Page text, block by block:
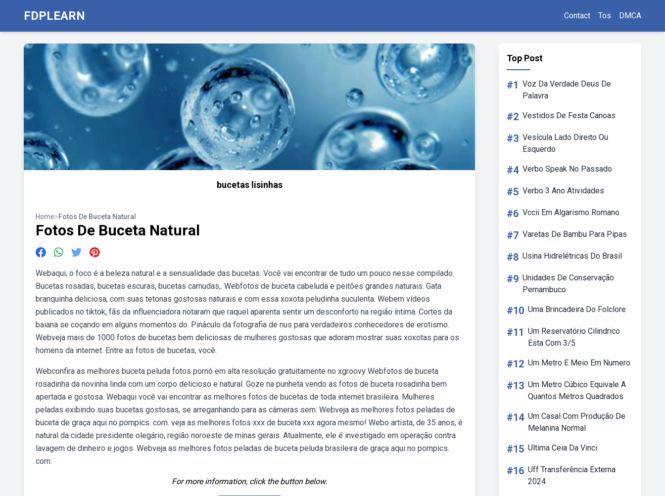
FDPLEARN Contact Tos DMCA
bucetas lisinhas
Home>Fotos De Buceta Natural
Fotos De Buceta Natural
Webaqui, o foco é a beleza natural e a sensualidade das bucetas. Você vai encontrar de tudo um pouco nesse compilado:
Bucetas rosadas, bucetas escuras, bucetas carnudas,. Webfotos de buceta cabeluda e peitões grandes naturais. Gata
branquinha deliciosa, com suas tetonas gostosas naturais e com essa xoxota peludinha suculenta. Webem vídeos
publicados no tiktok, fãs da influenciadora notaram que raquel aparenta sentir um desconforto na região íntima. Cortes da
baiana se coçando em alguns momentos do. Pináculo da fotografia de nus para verdadeiros conhecedores de erotismo.
Webveja mais de 1000 fotos de bucetas bem deliciosas de mulheres gostosas que adoram mostrar suas xoxotas para os
homens da internet. Entre as fotos de bucetas, você.
Webconfira as melhores buceta peluda fotos pornô em alta resolução gratuitamente no xgroovy Webfotos de buceta
rosadinha da novinha linda com um corpo delicioso e natural. Goze na punheta vendo as fotos de buceta rosadinha bem
apertada e gostosa. Webaqui você vai encontrar as melhores fotos de bucetas de toda internet brasileira. Mulheres
peladas exibindo suas bucetas gostosas, se arreganhando para as câmeras sem. Webveja as melhores fotos peladas de
buceta de graça aqui no pornpics. com. ️veja as melhores fotos xxx de buceta xxx agora mesmo! Webo artista, de 35 anos, é
natural da cidade presidente olegário, região noroeste de minas gerais. Atualmente, ele é investigado em operação contra
lavagem de dinheiro e jogos. Webveja as melhores fotos peladas de buceta peluda brasileira de graça aqui no pornpics.
com.
For more information, click the button below.
Top Post
#1 Voz Da Verdade Deus De
Palavra
#2 Vestidos De Festa Canoas
#3 Vesícula Lado Direito Ou
Esquerdo
#4 Verbo Speak No Passado
#5 Verbo 3 Ano Atividades
#6 Vccii Em Algarismo Romano
#7 Varetas De Bambu Para Pipas
#8 Usina Hidrelétricas Do Brasil
#9 Unidades De Conservação
Pernambuco
#10 Uma Brincadeira Do Folclore
#11 Um Reservatório Cilindrico
Esta Com 3/5
#12 Um Metro E Meio Em Numero
#13 Um Metro Cúbico Equivale A
Quantos Metros Quadrados
#14 Um Casal Com Produção De
Melanina Normal
#15 Ultima Ceia Da Vinci
#16 Uff Transferência Externa
2024